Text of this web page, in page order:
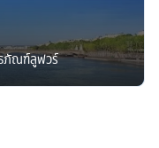
ภัณฑ์ลูฟวร์